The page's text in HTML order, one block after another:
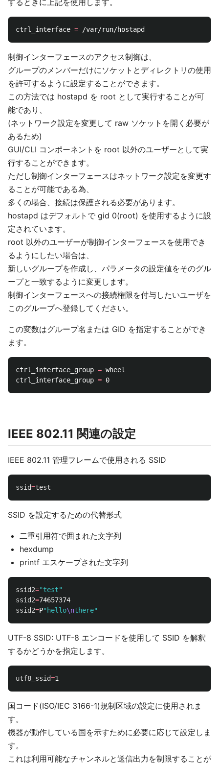
するときに上記を使用します。
ctrl_interface =
制御インターフェースのアクセス制御は、
グループのメンバーだけにソケットとディレクトリの使用
を許可するように設定することができます。
この方法では hostapd を root として実行することが可
能であり、
(ネットワーク設定を変更して raw ソケットを開く必要が
あるため)
GUI/CLI コンポーネントを root 以外のユーザーとして実
行することができます。
ただし制御インターフェースはネットワーク設定を変更す
ることが可能である為、
多くの場合、接続は保護される必要があります。
hostapd はデフォルトで gid 0(root) を使用するように設
定されています。
root 以外のユーザーが制御インターフェースを使用でき
るようにしたい場合は、
新しいグループを作成し、パラメータの設定値をそのグル
ープと一致するように変更します。
制御インターフェースへの接続権限を付与したいユーザを
このグループへ登録してください。
この変数はグループ名または GID を指定することができ
ます。
ctrl_interface_group = wheel
ctrl_interface_group =
IEEE 802.11 関連の設定
IEEE 802.11 管理フレームで使用される SSID
ssid=test
SSID を設定するための代替形式
二重引用符で囲まれた文字列
hexdump
printf エスケープされた文字列
ssid2="test"
ssid2=
ssid2=P"hello\nthere"
UTF-8 SSID: UTF-8 エンコードを使用して SSID を解釈
するかどうかを指定します。
utf8_ssid=
国コード(ISO/IEC 3166-1)規制区域の設定に使用されま
す。
機器が動作している国を示すために必要に応じて設定しま
す。
これは利用可能なチャンネルと送信出力を制限することが